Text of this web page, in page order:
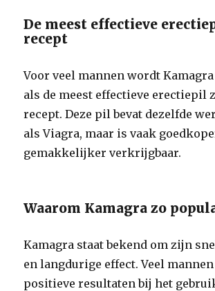
De meest effectieve
recept
Voor veel mannen wordt
als de meest effectieve erectiepil
recept. Deze pil bevat dezelfde
als Viagra, maar is vaak
gemakkelijker verkrijgbaar.
Waarom Kamagra zo
Kamagra staat bekend om zijn
en langdurige effect. Veel
positieve resultaten bij het